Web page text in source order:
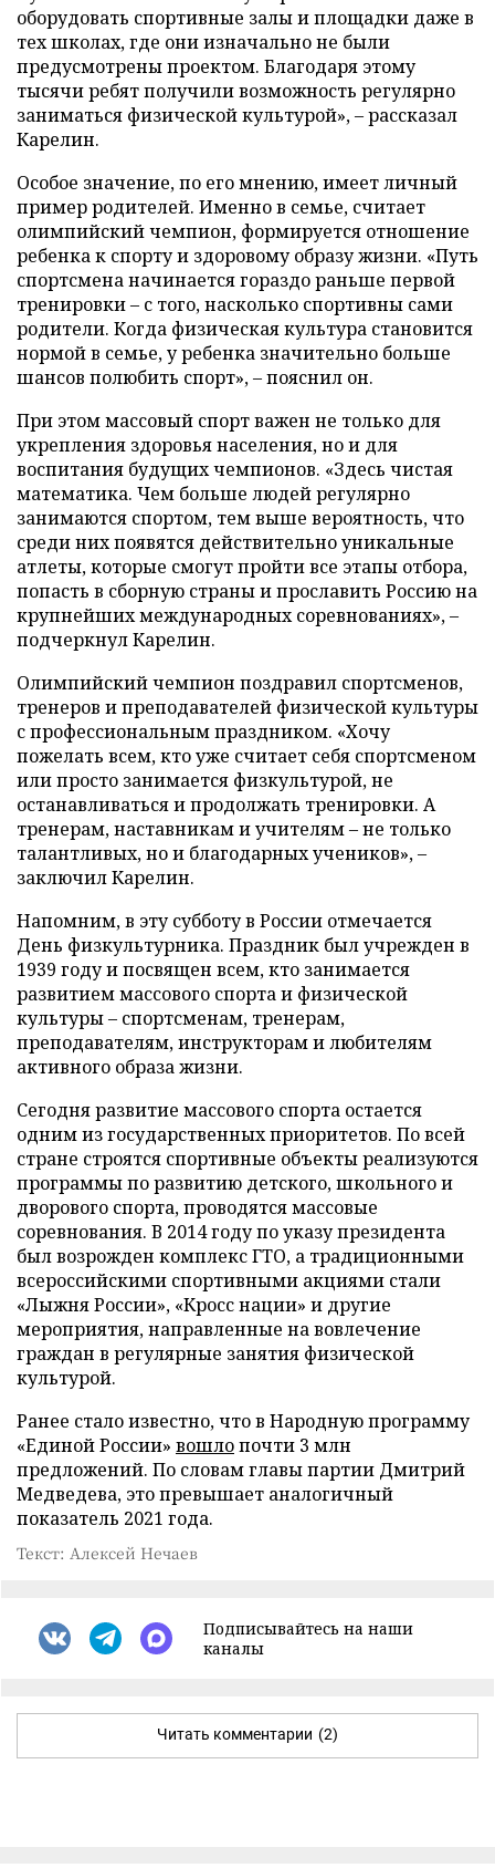
оборудовать спортивные залы и площадки даже в
тех школах, где они изначально не были
предусмотрены проектом. Благодаря этому
тысячи ребят получили возможность регулярно
заниматься физической культурой», – рассказал
Карелин.
Особое значение, по его мнению, имеет личный
пример родителей. Именно в семье, считает
олимпийский чемпион, формируется отношение
ребенка к спорту и здоровому образу жизни. «Путь
спортсмена начинается гораздо раньше первой
тренировки – с того, насколько спортивны сами
родители. Когда физическая культура становится
нормой в семье, у ребенка значительно больше
шансов полюбить спорт», – пояснил он.
При этом массовый спорт важен не только для
укрепления здоровья населения, но и для
воспитания будущих чемпионов. «Здесь чистая
математика. Чем больше людей регулярно
занимаются спортом, тем выше вероятность, что
среди них появятся действительно уникальные
атлеты, которые смогут пройти все этапы отбора,
попасть в сборную страны и прославить Россию на
крупнейших международных соревнованиях», –
подчеркнул Карелин.
Олимпийский чемпион поздравил спортсменов,
тренеров и преподавателей физической культуры
с профессиональным праздником. «Хочу
пожелать всем, кто уже считает себя спортсменом
или просто занимается физкультурой, не
останавливаться и продолжать тренировки. А
тренерам, наставникам и учителям – не только
талантливых, но и благодарных учеников», –
заключил Карелин.
Напомним, в эту субботу в России отмечается
День физкультурника. Праздник был учрежден в
1939 году и посвящен всем, кто занимается
развитием массового спорта и физической
культуры – спортсменам, тренерам,
преподавателям, инструкторам и любителям
активного образа жизни.
Сегодня развитие массового спорта остается
одним из государственных приоритетов. По всей
стране строятся спортивные объекты реализуются
программы по развитию детского, школьного и
дворового спорта, проводятся массовые
соревнования. В 2014 году по указу президента
был возрожден комплекс ГТО, а традиционными
всероссийскими спортивными акциями стали
«Лыжня России», «Кросс нации» и другие
мероприятия, направленные на вовлечение
граждан в регулярные занятия физической
культурой.
Ранее стало известно, что в Народную программу
«Единой России» вошлопочти 3 млн
предложений. По словам главы партии Дмитрий
Медведева, это превышает аналогичный
показатель 2021 года.
Текст: Алексей Нечаев
Подписывайтесь на наши
каналы
Читать комментарии (2)